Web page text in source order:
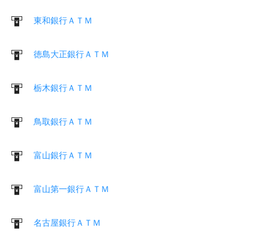
東和銀行ＡＴＭ
徳島大正銀行ＡＴＭ
栃木銀行ＡＴＭ
鳥取銀行ＡＴＭ
富山銀行ＡＴＭ
富山第一銀行ＡＴＭ
名古屋銀行ＡＴＭ